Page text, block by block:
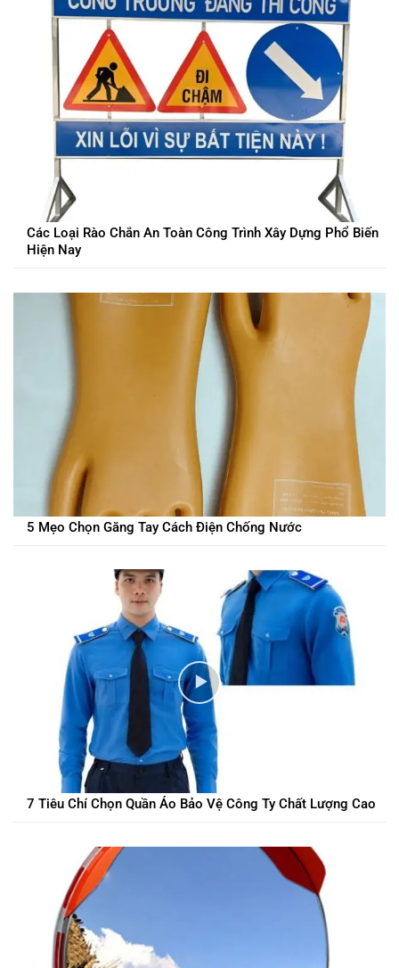
Các Loại Rào Chắn An Toàn Công Trình Xây Dựng Phổ Biến
Hiện Nay
5 Mẹo Chọn Găng Tay Cách Điện Chống Nước
7 Tiêu Chí Chọn Quần Áo Bảo Vệ Công Ty Chất Lượng Cao